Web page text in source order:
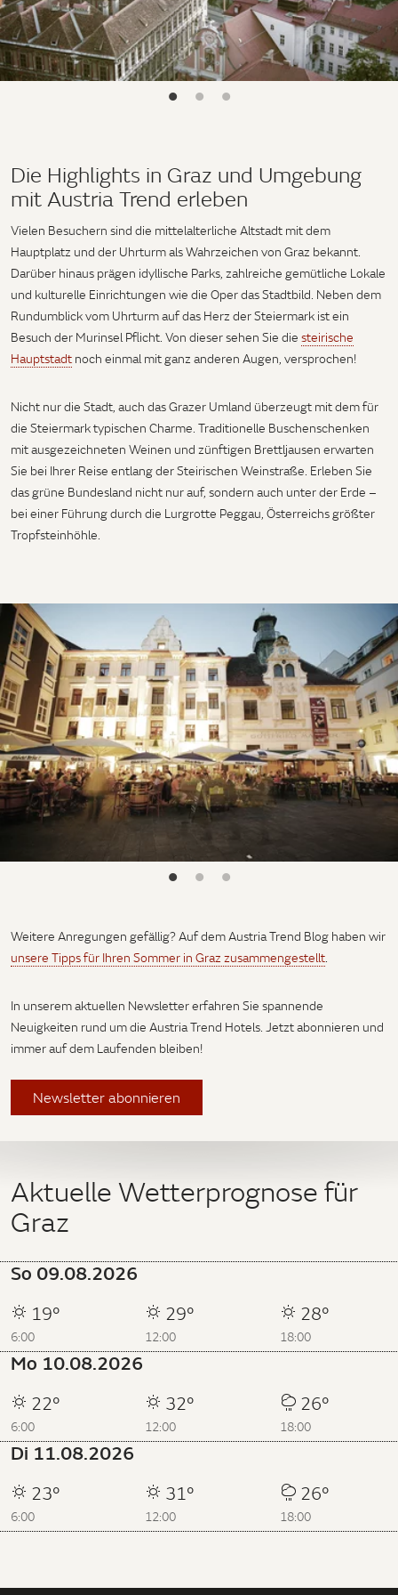
Die Highlights in Graz und Umgebung
mit Austria Trend erleben
Vielen Besuchern sind die mittelalterliche Altstadt mit dem
Hauptplatz und der Uhrturm als Wahrzeichen von Graz bekannt.
Darüber hinaus prägen idyllische Parks, zahlreiche gemütliche Lokale
und kulturelle Einrichtungen wie die Oper das Stadtbild. Neben dem
Rundumblick vom Uhrturm auf das Herz der Steiermark ist ein
Besuch der Murinsel Pflicht. Von dieser sehen Sie die steirische
Hauptstadt noch einmal mit ganz anderen Augen, versprochen!
Nicht nur die Stadt, auch das Grazer Umland überzeugt mit dem für
die Steiermark typischen Charme. Traditionelle Buschenschenken
mit ausgezeichneten Weinen und zünftigen Brettljausen erwarten
Sie bei Ihrer Reise entlang der Steirischen Weinstraße. Erleben Sie
das grüne Bundesland nicht nur auf, sondern auch unter der Erde –
bei einer Führung durch die Lurgrotte Peggau, Österreichs größter
Tropfsteinhöhle.
Weitere Anregungen gefällig? Auf dem Austria Trend Blog haben wir
unsere Tipps für Ihren Sommer in Graz zusammengestellt.
In unserem aktuellen Newsletter erfahren Sie spannende
Neuigkeiten rund um die Austria Trend Hotels. Jetzt abonnieren und
immer auf dem Laufenden bleiben!
Newsletter abonnieren
Aktuelle Wetterprognose für
Graz
So 09.08.2026
19°
6:00
29°
12:00
28°
18:00
Mo 10.08.2026
22°
6:00
32°
12:00
26°
18:00
Di 11.08.2026
23°
6:00
31°
12:00
26°
18:00